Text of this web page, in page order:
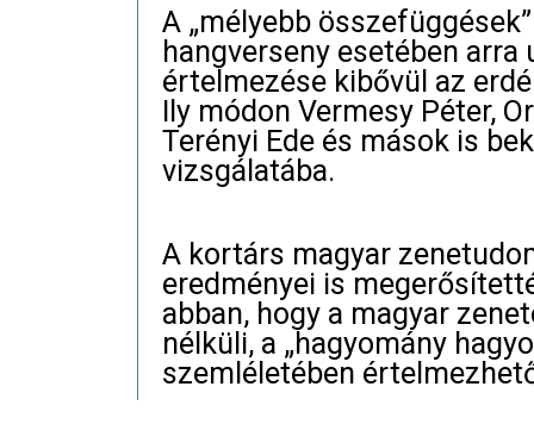
A „mélyebb
hangverseny esetében
értelmezése kibővül az
Ily módon Vermesy Péter,
Terényi Ede és mások is
vizsgálatába.
A kortárs magyar
eredményei is
abban, hogy a magyar
nélküli, a „hagyomány
szemléletében